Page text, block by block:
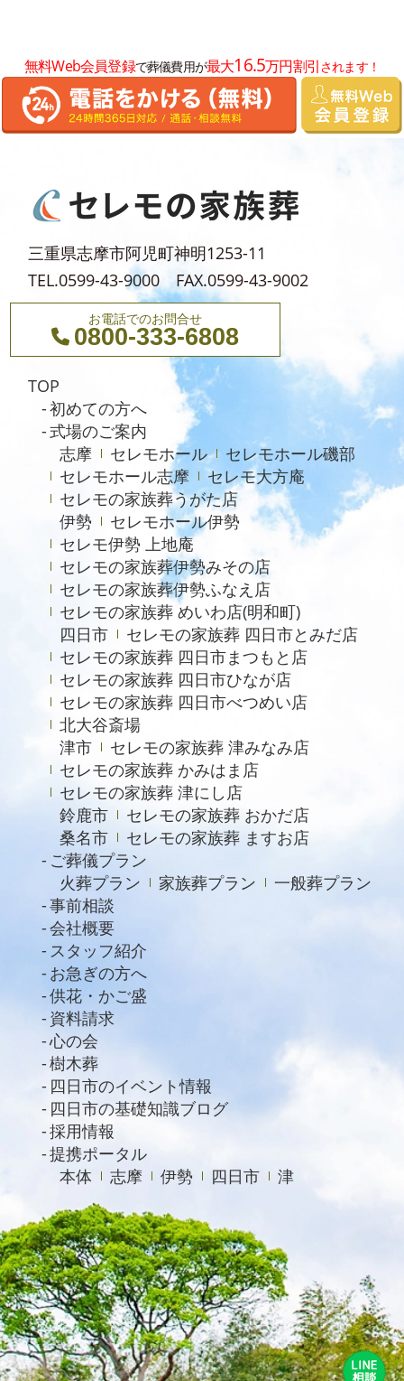
2024年5月
2024年3月
2024年2月
2023年12月
無料Web会員登録で葬儀費用が最大16.5万円割引されます！
三重県志摩市阿児町神明1253-11
TEL.0599-43-9000 FAX.0599-43-9002
お電話でのお問合せ
0800-333-6808
TOP
初めての方へ
式場のご案内
志摩
セレモホール
セレモホール磯部
セレモホール志摩
セレモ大方庵
セレモの家族葬うがた店
伊勢
セレモホール伊勢
セレモ伊勢 上地庵
セレモの家族葬伊勢みその店
セレモの家族葬伊勢ふなえ店
セレモの家族葬 めいわ店(明和町)
四日市
セレモの家族葬 四日市とみだ店
セレモの家族葬 四日市まつもと店
セレモの家族葬 四日市ひなが店
セレモの家族葬 四日市べつめい店
北大谷斎場
津市
セレモの家族葬 津みなみ店
セレモの家族葬 かみはま店
セレモの家族葬 津にし店
鈴鹿市
セレモの家族葬 おかだ店
桑名市
セレモの家族葬 ますお店
ご葬儀プラン
火葬プラン
家族葬プラン
一般葬プラン
事前相談
会社概要
スタッフ紹介
お急ぎの方へ
供花・かご盛
資料請求
心の会
樹木葬
四日市のイベント情報
四日市の基礎知識ブログ
採用情報
提携ポータル
本体
志摩 伊勢 四日市 津